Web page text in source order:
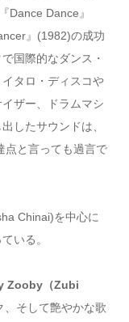
Dance Dance』
』(1982)の成功
国際的なダンス・
タロ・ディスコや
ザー、ドラムマシ
したサウンドは、
点と言っても過言で
Chinai)を中心に
いる。
Zooby（Zubi
、そして艶やかな歌